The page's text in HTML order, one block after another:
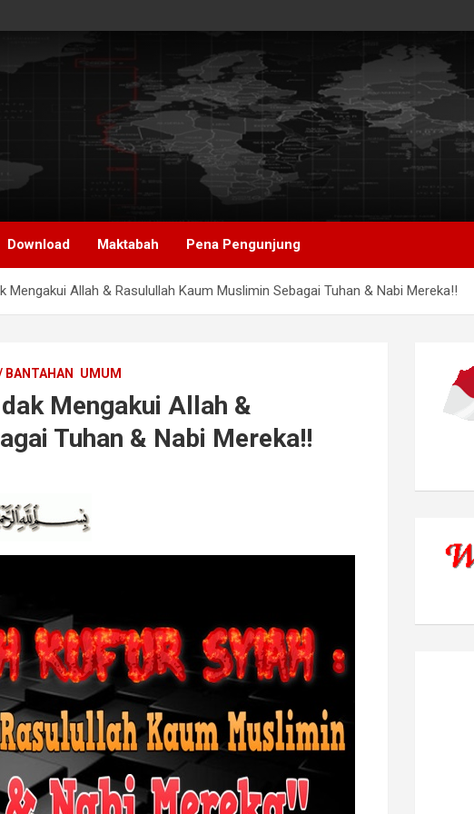
Download Maktabah Pena Pengunjung
Mengakui Allah & Rasulullah Kaum Muslimin Sebagai Tuhan & Nabi Mereka!!
BANTAHAN UMUM
Mengakui Allah &
Tuhan & Nabi Mereka!!